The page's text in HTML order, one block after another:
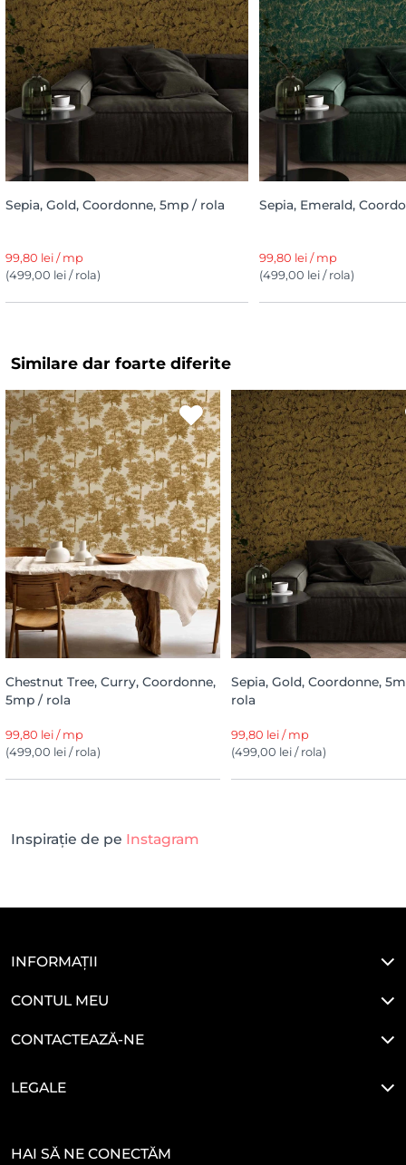
Sepia, Gold, Coordonne, 5mp / rola
99,80 lei / mp
(499,00 lei / rola)
Sepia, Emerald,
99,80 lei / mp
(499,00 lei / rola)
Similare dar foarte diferite
Chestnut Tree, Curry, Coordonne,
5mp / rola
99,80 lei / mp
(499,00 lei / rola)
Sepia, Gold, Coordonne,
rola
99,80 lei / mp
(499,00 lei / rola)
Inspirație de pe Instagram
INFORMAȚII
CONTUL MEU
CONTACTEAZĂ-NE
LEGALE
HAI SĂ NE CONECTĂM